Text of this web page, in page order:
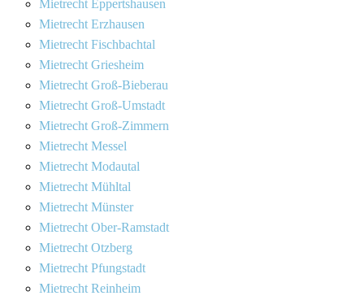
Mietrecht Eppertshausen
Mietrecht Erzhausen
Mietrecht Fischbachtal
Mietrecht Griesheim
Mietrecht Groß-Bieberau
Mietrecht Groß-Umstadt
Mietrecht Groß-Zimmern
Mietrecht Messel
Mietrecht Modautal
Mietrecht Mühltal
Mietrecht Münster
Mietrecht Ober-Ramstadt
Mietrecht Otzberg
Mietrecht Pfungstadt
Mietrecht Reinheim